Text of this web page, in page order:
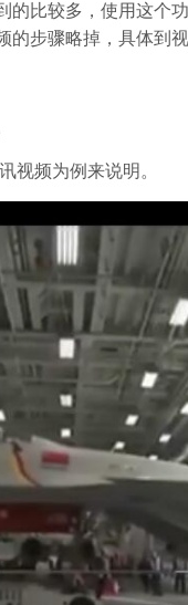
的比较多，使用这个
步骤略掉，具体到视
视频为例来说明。